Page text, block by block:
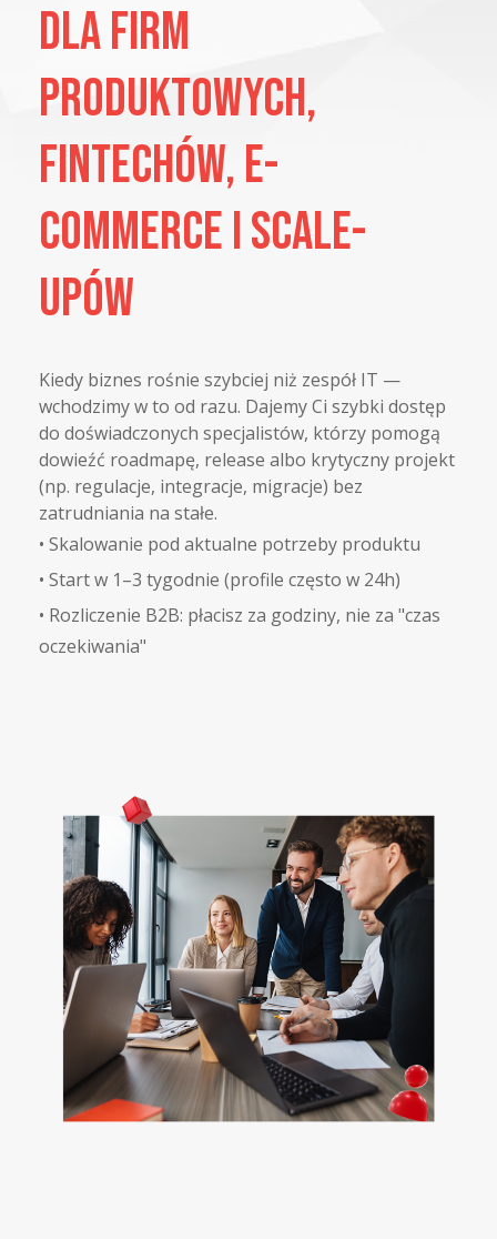
Dla firm
produktowych,
fintechów, e-
commerce i scale-
upów
Kiedy biznes rośnie szybciej niż zespół IT —
wchodzimy w to od razu. Dajemy Ci szybki dostęp
do doświadczonych specjalistów, którzy pomogą
dowieźć roadmapę, release albo krytyczny projekt
(np. regulacje, integracje, migracje) bez
zatrudniania na stałe.
• Skalowanie pod aktualne potrzeby produktu
• Start w 1–3 tygodnie (profile często w 24h)
• Rozliczenie B2B: płacisz za godziny, nie za "czas
oczekiwania"